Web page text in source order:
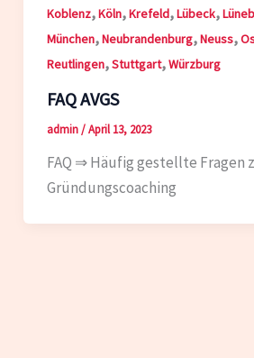
Koblenz,Köln,Krefeld,Lübeck,
München,Neubrandenburg,Neuss,
Reutlingen,Stuttgart,Würzburg
FAQ AVGS
admin/April 13, 2023
FAQ ⇒ Häufig gestellte Fragen
Gründungscoaching